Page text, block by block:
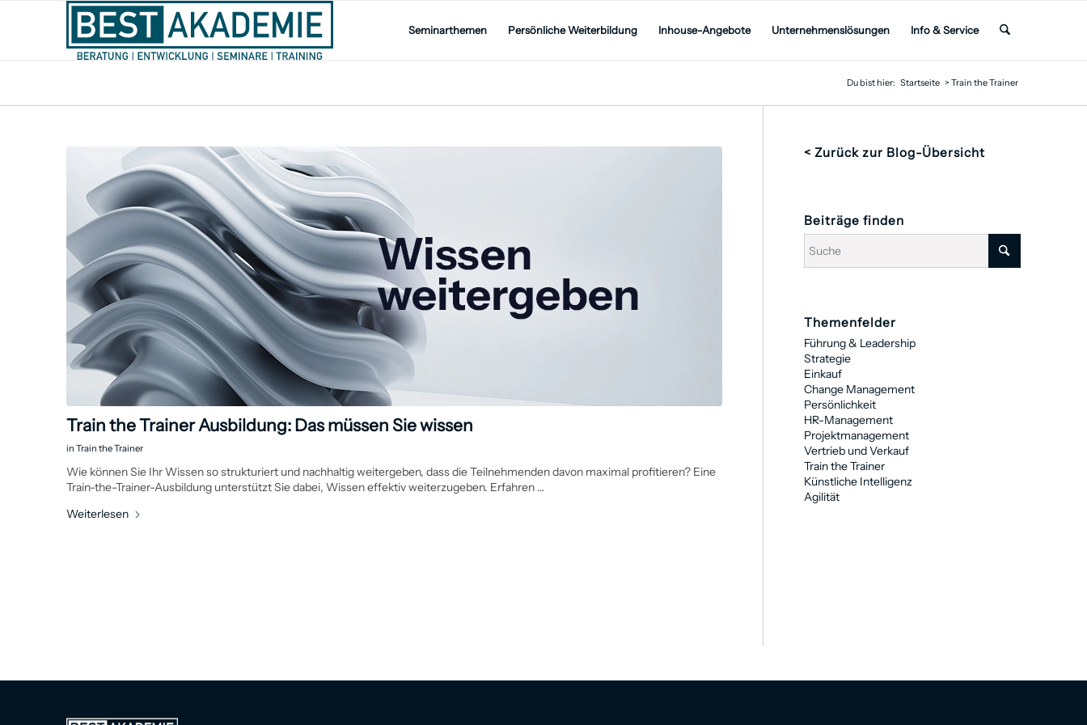
Seminarthemen Persönliche Weiterbildung Inhouse-Angebote Unternehmenslösungen Info & Service
Du bist hier: Startseite > Train the Trainer
Train the Trainer Ausbildung: Das müssen Sie wissen
in Train the Trainer
Wie können Sie Ihr Wissen so strukturiert und nachhaltig weitergeben, dass die Teilnehmenden davon maximal profitieren? Eine
Train-the-Trainer-Aus­bildung unterstützt Sie dabei, Wissen effektiv weiterzugeben. Erfahren …
Weiterlesen
< Zurück zur Blog-Übersicht
Beiträge finden
Themenfelder
Führung & Leadership
Strategie
Einkauf
Change Management
Persönlichkeit
HR-Management
Projektmanagement
Vertrieb und Verkauf
Train the Trainer
Künstliche Intelligenz
Agilität